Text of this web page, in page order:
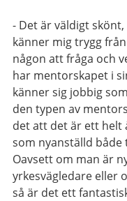
- Det är väldigt skönt,
känner mig trygg
någon att fråga och
har mentorskapet i
känner sig jobbig
den typen av
det att det är ett helt
som nyanställd
Oavsett om man är
yrkesvägledare eller
så är det ett